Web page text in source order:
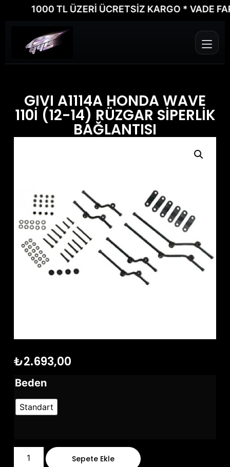
1000 TL ÜZERİ ÜCRETSİZ KARGO * VADE
GIVI A1114A HONDA WAVE
110İ (12-14) RÜZGAR SİPERLİK
BAĞLANTISI
₺2.693,00
Beden
Standart
Sepete Ekle